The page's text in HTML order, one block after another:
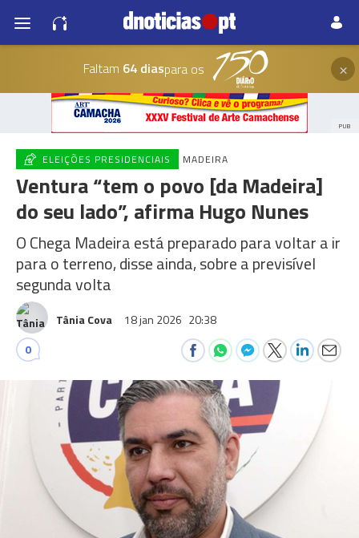
Faltam 64 diaspara os ×
PUB
ELEIÇÕES PRESIDENCIAIS MADEIRA
Ventura “tem o povo [da Madeira]
do seu lado”, afirma Hugo Nunes
O Chega Madeira está preparado para voltar a ir
para o terreno, disse ainda, sobre a previsível
segunda volta
Tânia Cova 18 jan 2026 20:38
0